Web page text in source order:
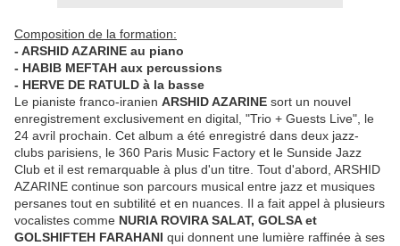
Composition de la formation:
- ARSHID AZARINE au piano
- HABIB MEFTAH aux percussions
- HERVE DE RATULD à la basse
Le pianiste franco-iranien ARSHID AZARINE sort un nouvel
enregistrement exclusivement en digital, "Trio + Guests Live", le
24 avril prochain. Cet album a été enregistré dans deux jazz-
clubs parisiens, le 360 Paris Music Factory et le Sunside Jazz
Club et il est remarquable à plus d'un titre. Tout d'abord, ARSHID
AZARINE continue son parcours musical entre jazz et musiques
persanes tout en subtilité et en nuances. Il a fait appel à plusieurs
vocalistes comme NURIA ROVIRA SALAT, GOLSA et
GOLSHIFTEH FARAHANI qui donnent une lumière raffinée à ses